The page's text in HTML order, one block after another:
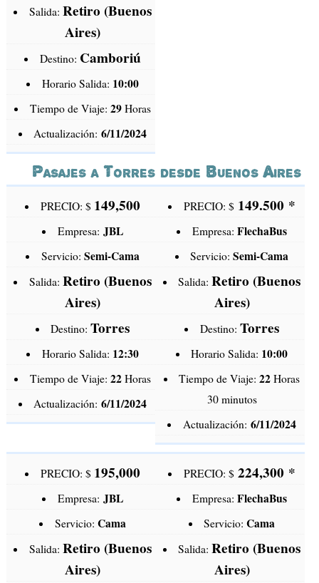
Salida: Retiro (Buenos
Aires)
Destino: Camboriú
Horario Salida: 10:00
Tiempo de Viaje: 29Horas
Actualización:6/11/2024
Pasajes a Torres desde Buenos Aires
PRECIO: $ 149,500
Empresa: JBL
Servicio: Semi-Cama
Salida: Retiro (Buenos
Aires)
Destino:Torres
Horario Salida: 12:30
Tiempo de Viaje: 22Horas
Actualización:6/11/2024
PRECIO: $ 149.500 *
Empresa: FlechaBus
Servicio:Semi-Cama
Salida:Retiro (Buenos
Aires)
Destino: Torres
Horario Salida: 10:00
Tiempo de Viaje:22 Horas
30 minutos
Actualización: 6/11/2024
PRECIO: $ 195,000
Empresa: JBL
Servicio: Cama
Salida: Retiro (Buenos
Aires)
PRECIO: $ 224,300 *
Empresa: FlechaBus
Servicio:Cama
Salida:Retiro (Buenos
Aires)